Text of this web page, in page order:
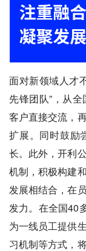
面对新领域人才
先锋团队”，从
客户直接交流，
扩展。同时鼓励
长。此外，开利
机制，积极构建
发展相结合，在
发力。在全国40
为一线员工提供
习机制等方式，